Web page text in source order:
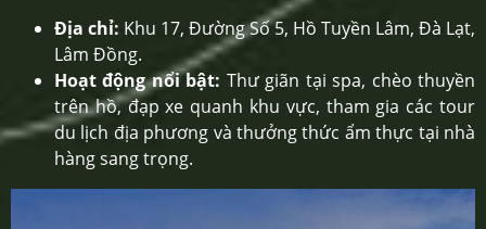
Địa chỉ: Khu 17, Đường Số 5, Hồ Tuyền Lâm, Đà Lạt,
Lâm Đồng.
Hoạt động nổi bật: Thư giãn tại spa, chèo thuyền
trên hồ, đạp xe quanh khu vực, tham gia các tour
du lịch địa phương và thưởng thức ẩm thực tại nhà
hàng sang trọng.